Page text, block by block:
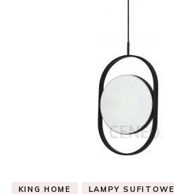
KING HOME LAMPY SUFITOWE